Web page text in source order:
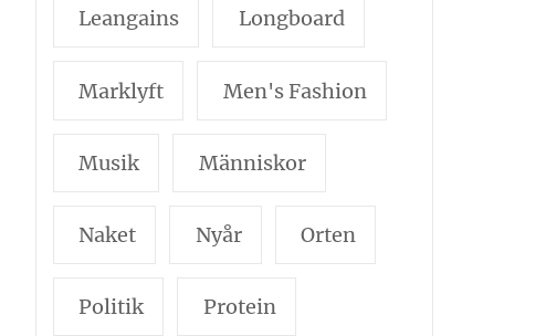
Leangains Longboard
Marklyft Men's Fashion
Musik Människor
Naket Nyår Orten
Politik Protein